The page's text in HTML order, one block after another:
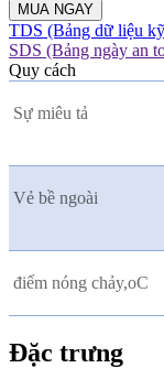
MUA NGAY
TDS (Bảng dữ liệu
SDS (Bảng ngày an
Quy cách
Sự miêu tả
Vẻ bề ngoài
điểm nóng chảy,oC
Đặc trưng